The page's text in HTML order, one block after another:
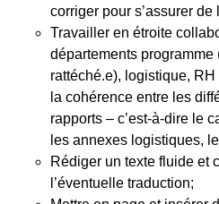
corriger pour s’assurer
Travailler en étroite
départements
rattéché.e), logistique,
la cohérence entre les
rapports – c’est-à-dire le
les annexes logistiques,
Rédiger un texte fluide et
l’éventuelle traduction;